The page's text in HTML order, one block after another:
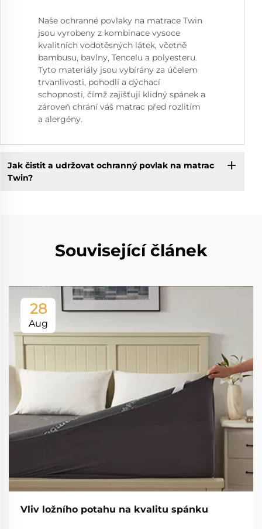
Naše ochranné povlaky na matrace Twin
jsou vyrobeny z kombinace vysoce
kvalitních vodotěsných látek, včetně
bambusu, bavlny, Tencelu a polyesteru.
Tyto materiály jsou vybírány za účelem
trvanlivosti, pohodlí a dýchací
schopnosti, čímž zajišťují klidný spánek a
zároveň chrání váš matrac před rozlitím
a alergény.
Jak čistit a udržovat ochranný povlak na matrac
Twin?
Související článek
28
Aug
Vliv ložního potahu na kvalitu spánku